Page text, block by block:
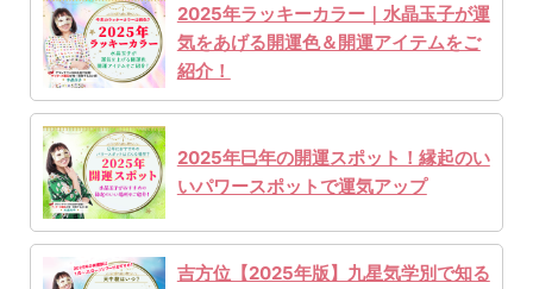
2025年ラッキーカラー｜水晶玉子が運
気をあげる開運色＆開運アイテムをご
紹介！
2025年巳年の開運スポット！縁起のい
いパワースポットで運気アップ
吉方位【2025年版】九星気学別で知る